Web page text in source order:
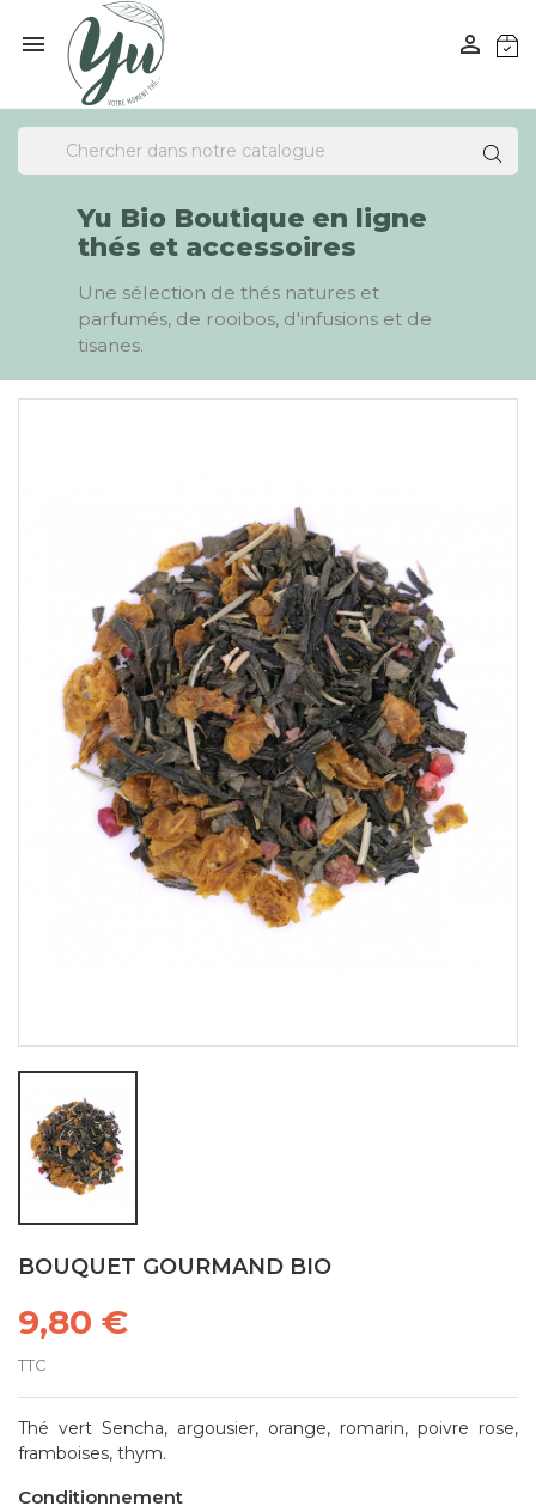
 
Yu Bio Boutique en ligne
thés et accessoires
Une sélection de thés natures et
parfumés, de rooibos, d'infusions et de
tisanes.
BOUQUET GOURMAND BIO
9,80 €
TTC
Thé vert Sencha, argousier, orange, romarin, poivre rose,
framboises, thym.
Conditionnement